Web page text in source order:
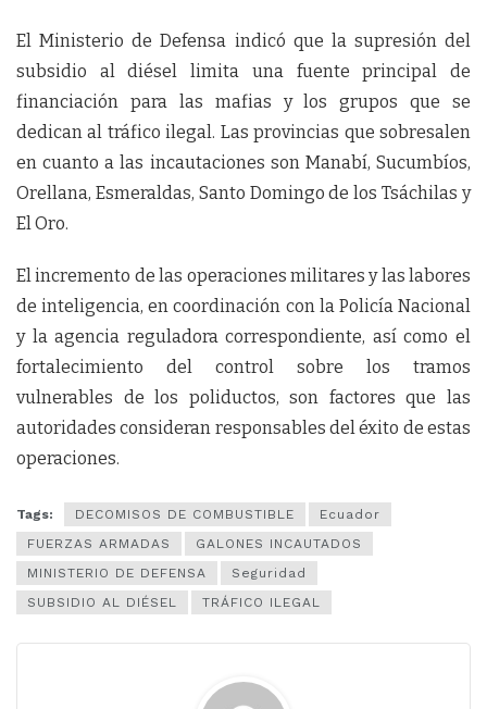
El Ministerio de Defensa indicó que la supresión del
subsidio al diésel limita una fuente principal de
financiación para las mafias y los grupos que se
dedican al tráfico ilegal. Las provincias que sobresalen
en cuanto a las incautaciones son Manabí, Sucumbíos,
Orellana, Esmeraldas, Santo Domingo de los Tsáchilas y
El Oro.
El incremento de las operaciones militares y las labores
de inteligencia, en coordinación con la Policía Nacional
y la agencia reguladora correspondiente, así como el
fortalecimiento del control sobre los tramos
vulnerables de los poliductos, son factores que las
autoridades consideran responsables del éxito de estas
operaciones.
Tags: DECOMISOS DE COMBUSTIBLE
Ecuador
FUERZAS ARMADAS
GALONES INCAUTADOS
MINISTERIO DE DEFENSA
Seguridad
SUBSIDIO AL DIÉSEL
TRÁFICO ILEGAL